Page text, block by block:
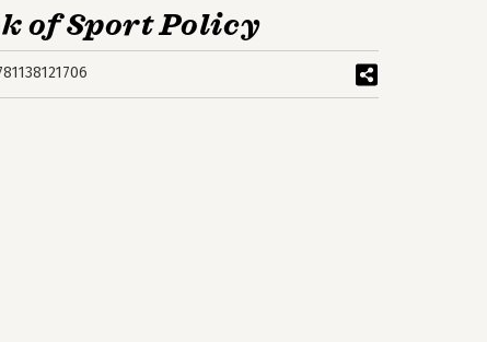
of Sport Policy